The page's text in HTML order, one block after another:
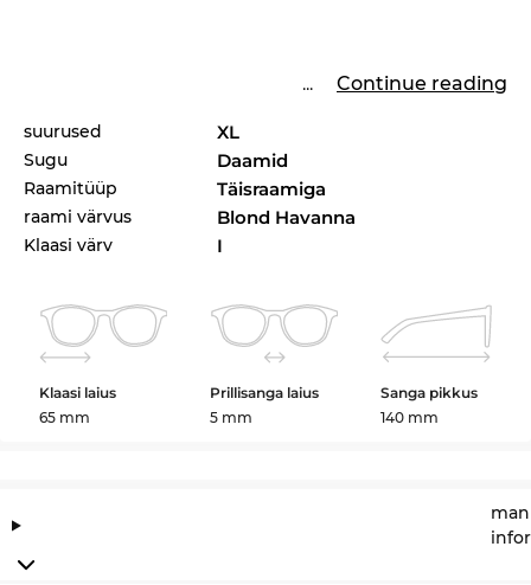
... Continue reading
suurused XL
Sugu Daamid
Raamitüüp Täisraamiga
raami värvus Blond Havanna
Klaasi värv I
Klaasi laius
65 mm
Prillisanga laius
5 mm
Sanga pikkus
140 mm